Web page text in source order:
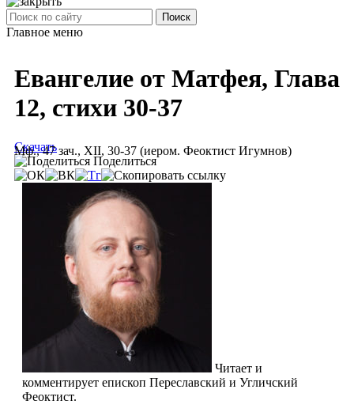
Поиск
Главное меню
Евангелие от Матфея, Глава
12, стихи 30-37
Мф., 47 зач., XII, 30-37 (иером. Феоктист Игумнов)
Скачать
Поделиться
Читает и
комментирует епископ Переславский и Угличский
Феоктист.